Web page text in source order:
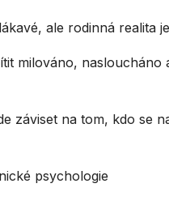
ale rodinná realita
milováno,
záviset na tom, kdo se
psychologie